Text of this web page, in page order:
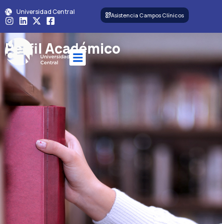
Universidad Central Asistencia Campos Clínicos
Perfil Académico